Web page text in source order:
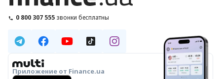
0 800 307 555 звонки бесплатны
Приложение от Finance.ua